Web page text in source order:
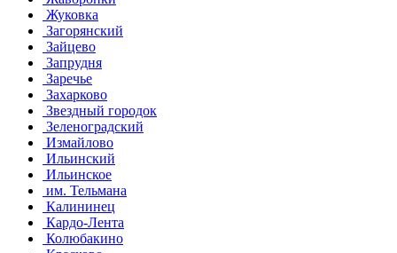
Жуковка
Загорянский
Зайцево
Запрудня
Заречье
Захарково
Звездный городок
Зеленоградский
Измайлово
Ильинский
Ильинское
им. Тельмана
Калининец
Кардо-Лента
Колюбакино